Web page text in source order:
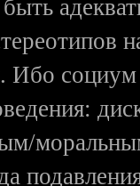
Ибо социум